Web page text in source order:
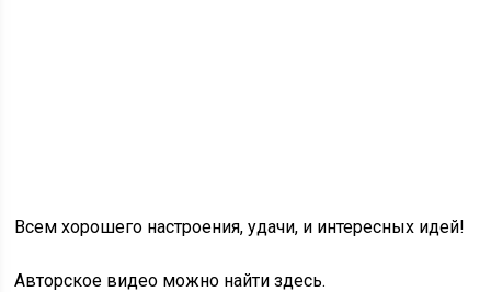
Всем хорошего настроения, удачи, и интересных идей!
Авторское видео можно найти здесь.